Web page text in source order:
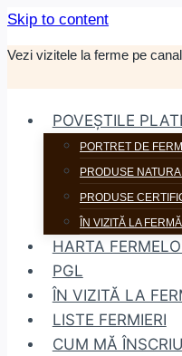
Skip to content
Vezi vizitele la ferme pe
POVEȘTILE
PORTRET DE
PRODUSE
PRODUSE
ÎN VIZITĂ LA FERMĂ
HARTA
PGL
ÎN VIZITĂ LA
LISTE FERMIERI
CUM MĂ